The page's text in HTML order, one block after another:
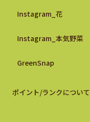
Instagram_花
Instagram_本気野菜
GreenSnap
ポイント/ランクについて